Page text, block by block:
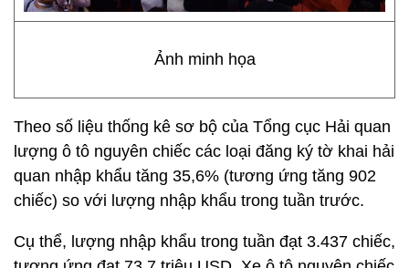
Ảnh minh họa
Theo số liệu thống kê sơ bộ của Tổng cục Hải quan
lượng ô tô nguyên chiếc các loại đăng ký tờ khai hải
quan nhập khẩu tăng 35,6% (tương ứng tăng 902
chiếc) so với lượng nhập khẩu trong tuần trước.
Cụ thể, lượng nhập khẩu trong tuần đạt 3.437 chiếc,